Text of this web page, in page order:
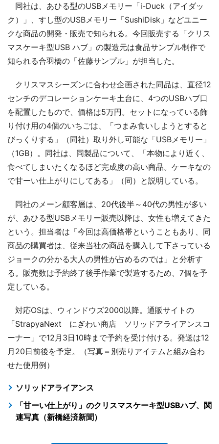
同社は、あひる型のUSBメモリー「i-Duck（アイダッ
ク）」、すし型のUSBメモリー「SushiDisk」などユニー
クな商品の開発・販売で知られる。今回販売する「クリス
マスケーキ型USB ハブ」の製造元は食品サンプル制作で
知られる合羽橋の「佐藤サンプル」が担当した。
クリスマスシーズンに合わせ企画された同品は、直径12
センチのデコレーションケーキ土台に、4つのUSBハブ口
を配置したもので、価格は5万円。セットになっている飾
り付け用の4個のいちごは、「つまみ食いしようとすると
びっくりする」（同社）取り外し可能な「USBメモリー」
（1GB）。同社は、同製品について、「本物により近く、
食べてしまいたくなるほど完成度の高い商品。ケーキなの
で甘ーい仕上がりにしてある」（同）と説明している。
同社のメーン顧客層は、20代後半～40代の男性が多い
が、あひる型USBメモリー販売以降は、女性も増えてきた
という。担当者は「今回は高価格帯ということもあり、同
商品の購買者は、従来当社の商品を購入して下さっている
ジョークの分かる大人の男性が占めるのでは」と分析す
る。販売数は予約終了後手作業で製造するため、7個を予
定している。
対応OSは、ウィンドウズ2000以降。通販サイトの
「StrapyaNext にぎわい商店 ソリッドアライアンスコ
ーナー」で12月3日10時まで予約を受け付ける。発送は12
月20日前後を予定。（写真＝別売りアイテムと組み合わ
せた使用例）
ソリッドアライアンス
「甘ーい仕上がり」のクリスマスケーキ型USBハブ、関
連写真（新橋経済新聞）